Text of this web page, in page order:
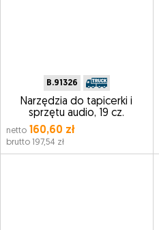
B.91326
Narzędzia do tapicerki i
sprzętu audio, 19 cz.
netto 160,60 zł
brutto 197,54 zł